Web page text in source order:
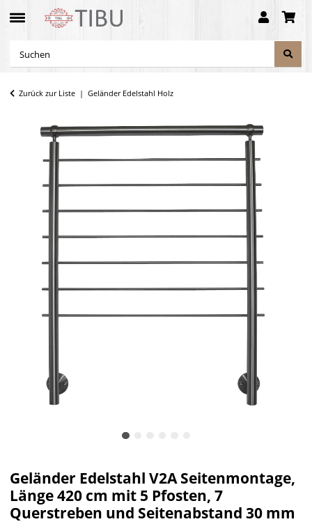
Zurück zur Liste Geländer Edelstahl Holz
Geländer Edelstahl V2A Seitenmontage,
Länge 420 cm mit 5 Pfosten, 7
Querstreben und Seitenabstand 30 mm